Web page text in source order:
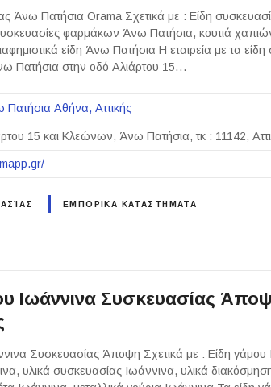
Άνω Πατήσια Orama Σχετικά με : Είδη
φαρμάκων Άνω Πατήσια, κουτιά
είδη Άνω Πατήσια Η εταιρεία με τα
Πατήσια στην οδό Αλιάρτου 15…
Πατήσια Αθήνα Αττικής
15 και Κλεώνων, Άνω Πατήσια, τκ : 11142,
ΕΜΠΟΡΙΚΑ ΚΑΤΑΣΤΗΜΑΤΑ
Ιωάννινα Συσκευασίας
Συσκευασίας Άποψη Σχετικά με : Είδη γάμου
υλικά συσκευασίας Ιωάννινα, υλικά